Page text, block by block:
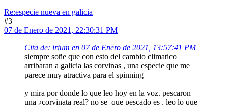
Re:especie nueva en galicia
#3
07 de Enero de 2021, 22:30:31 PM
Cita de: irium en 07 de Enero de 2021, 13:57:41 PM
siempre soñe que con esto del cambio climatico
arribaran a galicia las corvinas , una especie que me
parece muy atractiva para el spinning
y mira por donde lo que leo hoy en la voz. pescaron
una ¿corvinata real? no se que pescado es , leo lo que